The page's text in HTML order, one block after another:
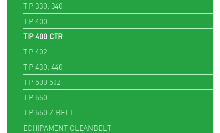
TIP 330, 340
TIP 400
TIP 400 CTR
TIP 402
TIP 430, 440
TIP 500 502
TIP 550
TIP 550 Z-BELT
ECHIPAMENT CLEANBELT